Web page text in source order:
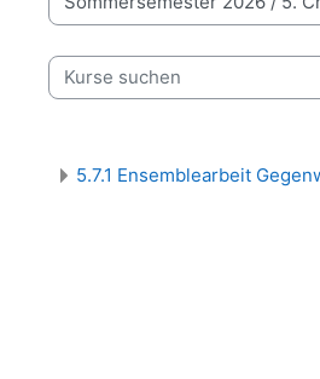
Kurse suchen
5.7.1 Ensemblearbeit